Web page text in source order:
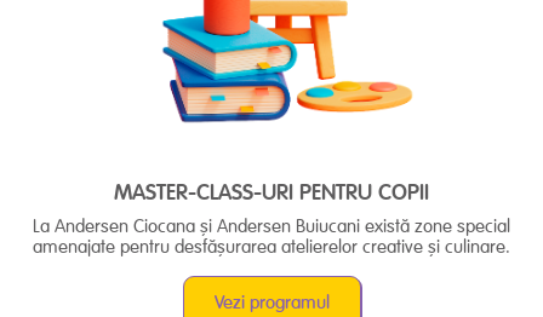
MASTER-CLASS-URI PENTRU COPII
La Andersen Ciocana și Andersen Buiucani există zone special
amenajate pentru desfășurarea atelierelor creative și culinare.
Vezi programul